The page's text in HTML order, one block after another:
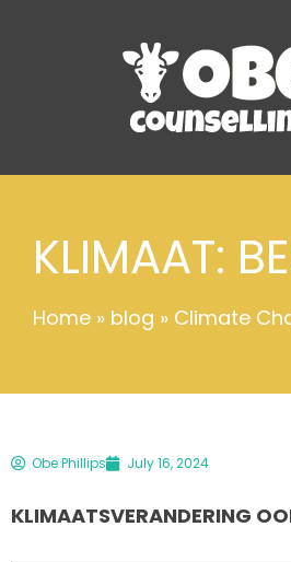
KLIMAAT:
Home » blog » Climate
Obe Phillips July 16, 2024
KLIMAATSVERANDERING